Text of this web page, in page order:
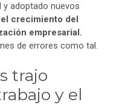
adoptado nuevos
crecimiento del
empresarial.
de errores como tal.
trajo
y el